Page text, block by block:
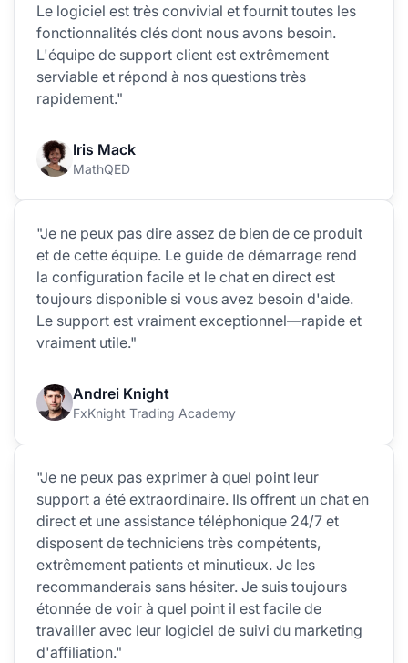
Le logiciel est très convivial et fournit toutes les
fonctionnalités clés dont nous avons besoin.
L'équipe de support client est extrêmement
serviable et répond à nos questions très
rapidement."
Iris Mack
MathQED
"Je ne peux pas dire assez de bien de ce produit
et de cette équipe. Le guide de démarrage rend
la configuration facile et le chat en direct est
toujours disponible si vous avez besoin d'aide.
Le support est vraiment exceptionnel—rapide et
vraiment utile."
Andrei Knight
FxKnight Trading Academy
"Je ne peux pas exprimer à quel point leur
support a été extraordinaire. Ils offrent un chat en
direct et une assistance téléphonique 24/7 et
disposent de techniciens très compétents,
extrêmement patients et minutieux. Je les
recommanderais sans hésiter. Je suis toujours
étonnée de voir à quel point il est facile de
travailler avec leur logiciel de suivi du marketing
d'affiliation."